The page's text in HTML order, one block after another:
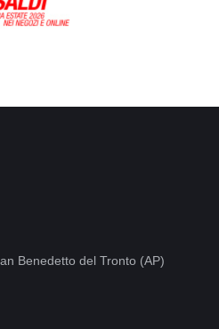
Benedetto del Tronto (AP)